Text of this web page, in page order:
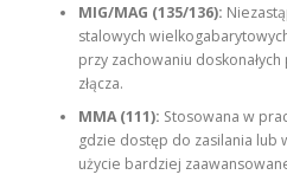
MIG/MAG (135/136):
stalowych
przy zachowaniu
złącza.
MMA (111): Stosowana w
gdzie dostęp do zasilania
użycie bardziej